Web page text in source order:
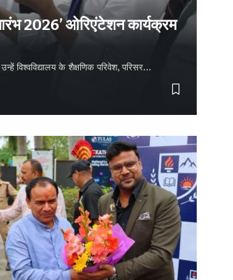
2026’ ओरिएंटेशन कार्यक्रम
विश्वविद्यालय के शैक्षणिक परिवेश, परिसर…